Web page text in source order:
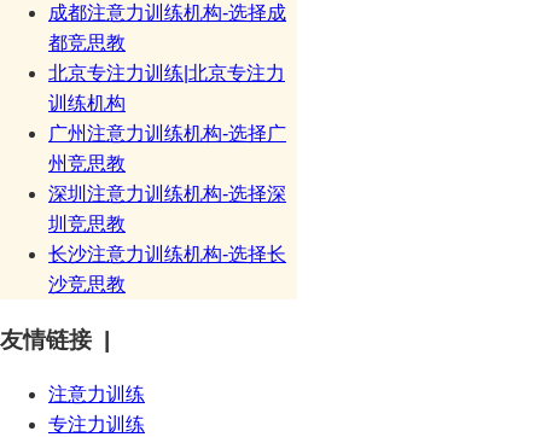
成都注意力训练机构-选择成
都竞思教
北京专注力训练|北京专注力
训练机构
广州注意力训练机构-选择广
州竞思教
深圳注意力训练机构-选择深
圳竞思教
长沙注意力训练机构-选择长
沙竞思教
友情链接 |
注意力训练
专注力训练